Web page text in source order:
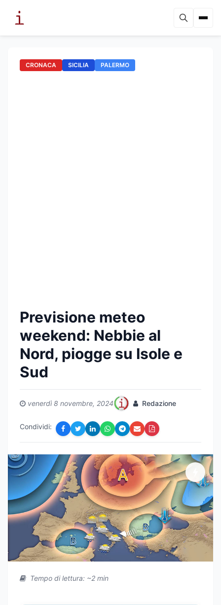
CRONACA SICILIA PALERMO
Previsione meteo
weekend: Nebbie al
Nord, piogge su Isole e
Sud
venerdì 8 novembre, 2024 Redazione
Condividi:
Tempo di lettura: ~2 min